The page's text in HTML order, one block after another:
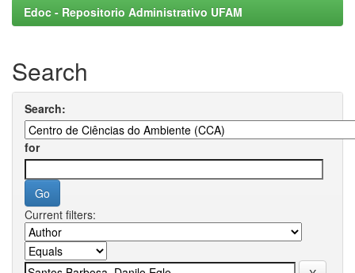
Edoc - Repositorio Administrativo UFAM
Search
Search:
for
Current filters: